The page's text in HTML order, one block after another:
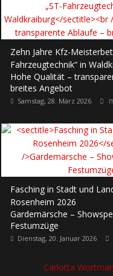
Zehn Jahre Kfz-
Fahrzeugtechnik“ in
Hohe Qualität –
breites Angebot
Samstag, 28. März 2026
Fasching in Stadt und
Rosenheim 2026
Gardemärsche –
Festumzüge
Dienstag, 20. Januar 2026
Carlotta